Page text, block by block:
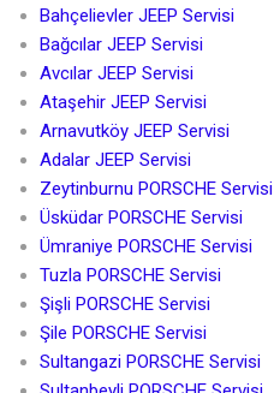
Bahçelievler JEEP Servisi
Bağcılar JEEP Servisi
Avcılar JEEP Servisi
Ataşehir JEEP Servisi
Arnavutköy JEEP Servisi
Adalar JEEP Servisi
Zeytinburnu PORSCHE Servisi
Üsküdar PORSCHE Servisi
Ümraniye PORSCHE Servisi
Tuzla PORSCHE Servisi
Şişli PORSCHE Servisi
Şile PORSCHE Servisi
Sultangazi PORSCHE Servisi